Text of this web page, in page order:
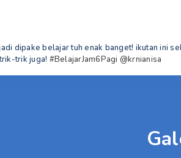
dipake belajar tuh enak banget! ikutan ini
trik juga! #BelajarJam6Pagi @krnianisa